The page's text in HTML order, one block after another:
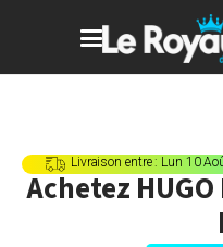
Livraison entre : Lun 10
AchetezHUGO